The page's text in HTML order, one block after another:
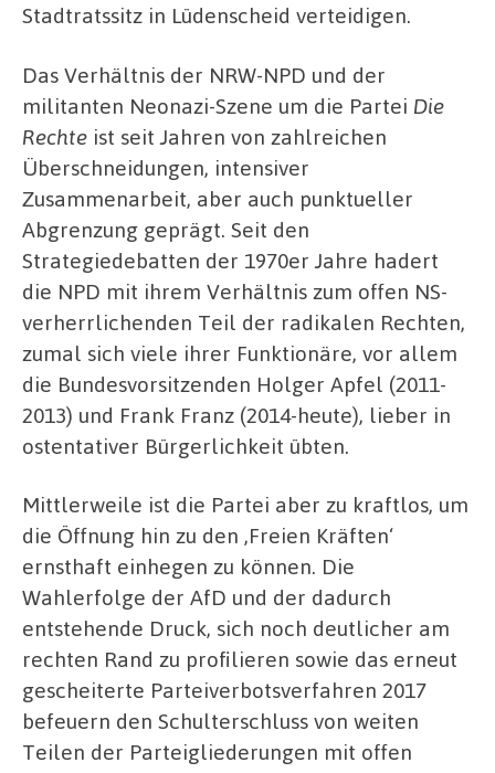
Stadtratssitz in Lüdenscheid verteidigen.
Das Verhältnis der NRW-NPD und der
militanten Neonazi-Szene um die Partei Die
Rechte ist seit Jahren von zahlreichen
Überschneidungen, intensiver
Zusammenarbeit, aber auch punktueller
Abgrenzung geprägt. Seit den
Strategiedebatten der 1970er Jahre hadert
die NPD mit ihrem Verhältnis zum offen NS-
verherrlichenden Teil der radikalen Rechten,
zumal sich viele ihrer Funktionäre, vor allem
die Bundesvorsitzenden Holger Apfel (2011-
2013) und Frank Franz (2014-heute), lieber in
ostentativer Bürgerlichkeit übten.
Mittlerweile ist die Partei aber zu kraftlos, um
die Öffnung hin zu den ‚Freien Kräften‘
ernsthaft einhegen zu können. Die
Wahlerfolge der AfD und der dadurch
entstehende Druck, sich noch deutlicher am
rechten Rand zu profilieren sowie das erneut
gescheiterte Parteiverbotsverfahren 2017
befeuern den Schulterschluss von weiten
Teilen der Parteigliederungen mit offen